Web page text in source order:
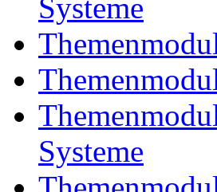
Systeme
Systeme